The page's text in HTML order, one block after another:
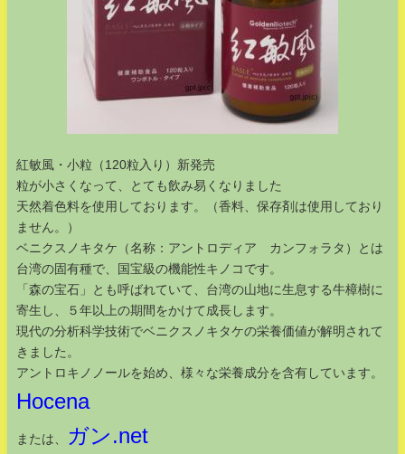
紅敏風・小粒（120粒入り）新発売
粒が小さくなって、とても飲み易くなりました
天然着色料を使用しております。（香料、保存剤は使用しており
ません。）
ベニクスノキタケ（名称：アントロディア カンフォラタ）とは
台湾の固有種で、国宝級の機能性キノコです。
「森の宝石」とも呼ばれていて、台湾の山地に生息する牛樟樹に
寄生し、５年以上の期間をかけて成長します。
現代の分析科学技術でベニクスノキタケの栄養価値が解明されて
きました。
アントロキノノールを始め、様々な栄養成分を含有しています。
Hocena
または、 ガン.net